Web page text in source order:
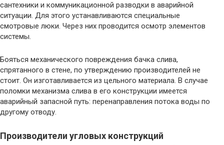
сантехники и коммуникационной разводки в аварийной
ситуации. Для этого устанавливаются специальные
смотровые люки. Через них проводится осмотр элементов
системы.
Бояться механического повреждения бачка слива,
спрятанного в стене, по утверждению производителей не
стоит. Он изготавливается из цельного материала. В случае
поломки механизма слива в его конструкции имеется
аварийный запасной путь: перенаправления потока воды по
другому отводу.
Производители угловых конструкций